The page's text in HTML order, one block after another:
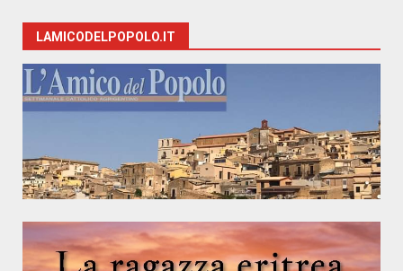
LAMICODELPOPOLO.IT